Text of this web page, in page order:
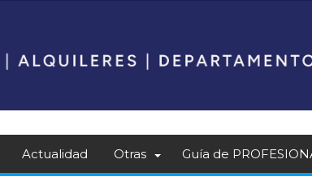
Actualidad Otras Guía de